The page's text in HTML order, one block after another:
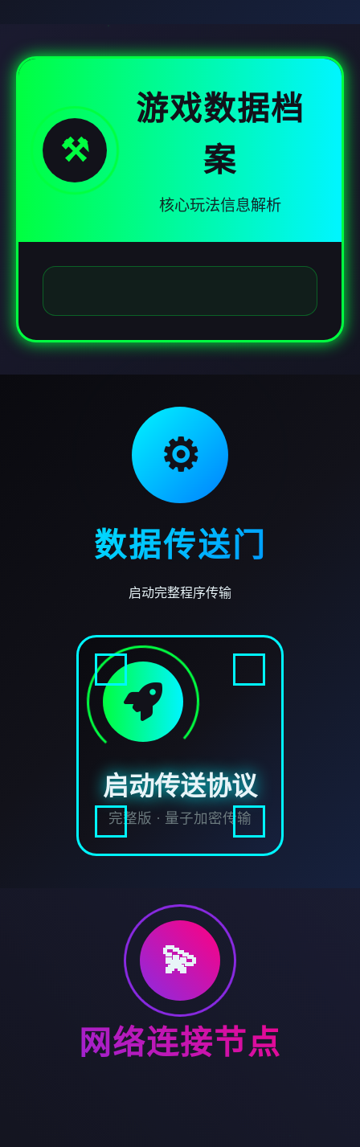
⚒️
游戏数据档
案
核心玩法信息解析
⚙️
数据传送门
启动完整程序传输
启动传送协议
完整版 · 量子加密传输
💫
网络连接节点